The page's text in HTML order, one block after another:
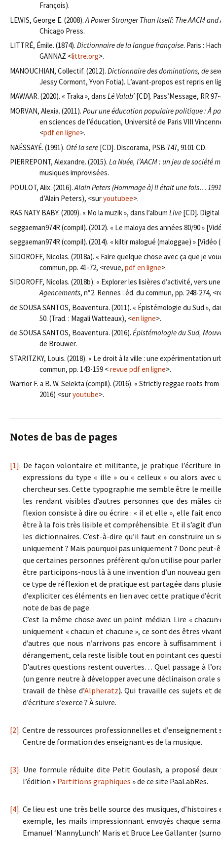
François).
LEWIS, George E. (2008).A Power Stronger Than Itself: The AACM
Chicago Press.
LITTRÉ, Émile. (1874). Dictionnaire de la langue française. Paris :
GANNAZ <littre.org>.
MANOUCHIAN, Collectif. (2012). Dictionnaire des dominations, de
Jessy Cormont, Yvon Fotia). L’avant-propos est repris en
MAWAAR. (2020). « Traka », dans Lé Valab’ [CD]. Pass’Message, RR
MORVAN, Alexia. (2011). Pour une éducation populaire politique : À
en sciences de l’éducation, Université de Paris VIII
<pdf en ligne>.
NAÉSSAYÉ. (1991). Oté la sere [CD]. Discorama, PSB 747, 9101 CD.
PIERREPONT, Alexandre. (2015). La Nuée, l’AACM : un jeu de société
musiques improvisées.
POULOT, Alix. (2016).Alain Peters (Hommage à) Il était une fois…
d’Alain Peters), <suryoutubee>.
RAS NATY BABY. (2009). « Mo la muzik », dans l’album Live [CD]. Digital
seggaeman974R (compil). (2012). « Le maloya des années 80/90 »
seggaeman974R (compil). (2014). « kiltir malogué (maloggae) »
SIDOROFF, Nicolas. (2018a). « Faire quelque chose avec ça que je
commun, pp. 41-72, <revue, pdf en ligne>.
SIDOROFF, Nicolas. (2018b). « Explorer les lisières d’activité, vers
Agencements, n°2. Rennes : éd. du commun, pp. 248-274,
de SOUSA SANTOS, Boaventura. (2011). « Épistémologie du Sud »,
50. (Trad. : Magali Watteaux), <en ligne>.
de SOUSA SANTOS, Boaventura. (2016). Épistémologie du Sud,
de Brouwer.
STARITZKY, Louis. (2018). « Le droit à la ville : une expérimentation
commun, pp. 143-159 <revue pdf en ligne>.
Warrior F. a B. W. Selekta (compil). (2016). « Strictly reggae roots
2016) <suryoutube>.
Notes de bas de pages
[1]. De façon volontaire et militante, je pratique l’écriture
expressions du type « ille » ou « celleux » ou alors avec
chercheur·ses. Cette typographie me semble être le
les rendant visibles d’autres personnes que des
flexion consiste à dire ou écrire : « il et elle », elle fait
être à la fois très lisible et compréhensible. Et il s’agit
les dictionnaires. C’est-à-dire qu’il faut en construire
uniquement ? Mais pourquoi pas uniquement ? Donc
que certaines personnes préfèrent qu’on utilise pour
être participons-nous là à une invention d’un nouveau
ce type de réflexion et de pratique est partagée dans
d’expliciter ces éléments en lien avec cette pratique
note de bas de page.
C’est la même chose avec un point médian. Lire «
uniquement « chacun et chacune », ce sont des êtres
d’autres que nous n’arrivons pas encore à
dérangement, cela reste lisible tout en pointant ces
D’autres questions restent ouvertes… Quel passage à
(un genre neutre à développer avec une déclinaison
travail de thèse d’Alpheratz). Qui travaille ces sujets et
d’écriture s’exerce ? À suivre.
[2]. Centre de ressources professionnelles et
Centre de formation des enseignant·es de la musique.
[3]. Une formule réduite dite Petit Goulash, a proposé
l’édition « Partitions graphiques » de ce site PaaLabRes.
[4]. Ce lieu est une très belle source des musiques,
exemple, les mails impressionnant envoyés chaque
Emanuel ‘MannyLunch’ Maris et Bruce Lee Gallanter